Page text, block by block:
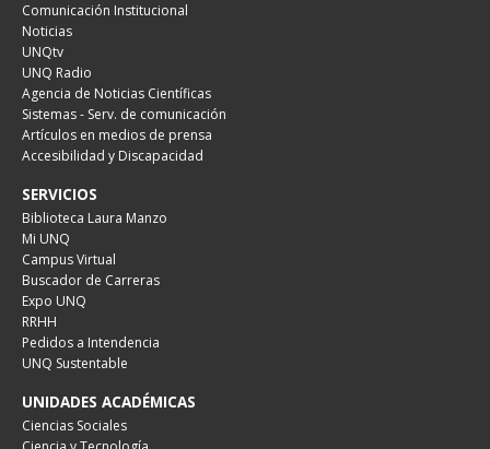
Comunicación Institucional
Noticias
UNQtv
UNQ Radio
Agencia de Noticias Científicas
Sistemas - Serv. de comunicación
Artículos en medios de prensa
Accesibilidad y Discapacidad
SERVICIOS
Biblioteca Laura Manzo
Mi UNQ
Campus Virtual
Buscador de Carreras
Expo UNQ
RRHH
Pedidos a Intendencia
UNQ Sustentable
UNIDADES ACADÉMICAS
Ciencias Sociales